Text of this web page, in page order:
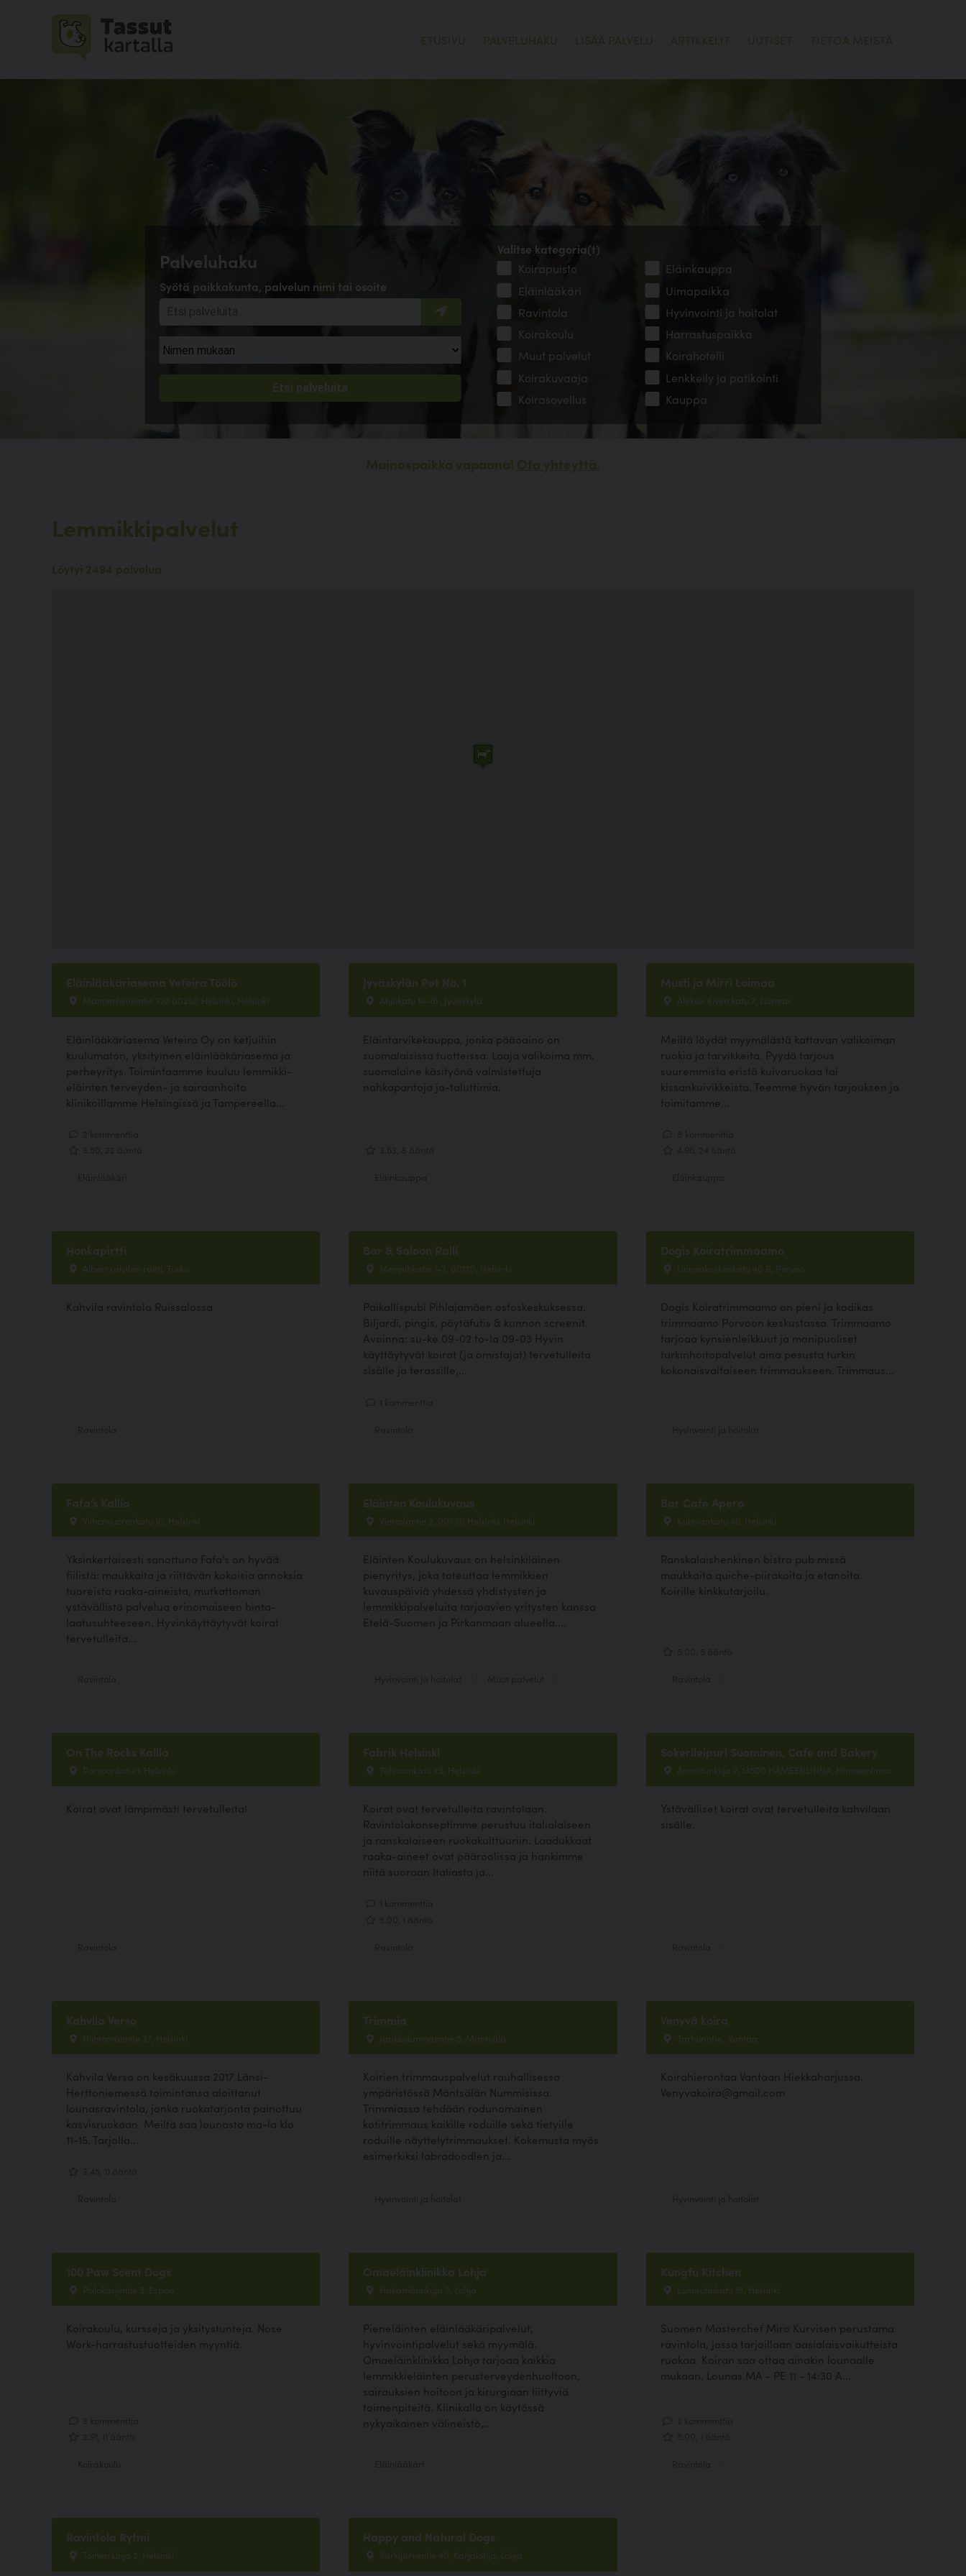
ETUSIVU PALVELUHAKU LISÄÄ PALVELU ARTIKKELIT UUTISET TIETOA MEISTÄ
Palveluhaku
Syötä paikkakunta, palvelun nimi tai osoite
Valitse kategoria(t)
Koirapuisto
Eläinkauppa
Eläinlääkäri
Uimapaikka
Ravintola
Hyvinvointi ja hoitolat
Koirakoulu
Harrastuspaikka
Muut palvelut
Koirahotelli
Koirakuvaaja
Lenkkeily ja patikointi
Koirasovellus
Kauppa
Mainospaikka vapaana! Ota yhteyttä.
Lemmikkipalvelut
Löytyi 2494 palvelua
Eläinlääkäriasema Veteira Töölö
Mannerheimintie 100 00250 Helsinki, Helsinki
Eläinlääkäriasema Veteira Oy on ketjuihin
kuulumaton, yksityinen eläinlääkäriasema ja
perheyritys. Toimintaamme kuuluu lemmikki-
eläinten terveyden- ja sairaanhoito
klinikoillamme Helsingissä ja Tampereella...
Jyväskylän Pet No. 1
Ahjokatu 14-16 , Jyväskylä
Eläintarvikekauppa, jonka pääoaino on
suomalaisissa tuotteissa. Laaja valikoima mm.
suomalaine käsityönä valmistettuja
nahkapantoja ja-taluttimia.
Musti ja Mirri Loimaa
Aleksis Kiven katu 7, Loimaa
Meiltä löydät myymälästä kattavan valikoiman
ruokia ja tarvikkeita. Pyydä tarjous
suuremmista eristä kuivaruokaa tai
kissankuivikkeista. Teemme hyvän tarjouksen ja
toimitamme...
Honkapirtti
Albert raivilan raitti, Turku
Kahvila ravintola Ruissalossa
Bar & Saloon Ralli
Meripihkatie 1-3, 00170, Helsinki
Paikallispubi Pihlajamäen ostoskeskuksessa.
Biljardi, pingis, pöytäfutis & kunnon screenit.
Avoinna: su-ke 09-02 to-la 09-03 Hyvin
käyttäytyvät koirat (ja omistajat) tervetulleita
sisälle ja terassille,...
Dogis Koiratrimmaamo
Linnankoskenkatu 40 B, Porvoo
Dogis Koiratrimmaamo on pieni ja kodikas
trimmaamo Porvoon keskustassa. Trimmaamo
tarjoaa kynsienleikkuut ja monipuoliset
turkinhoitopalvelut aina pesusta turkin
kokonaisvaltaiseen trimmaukseen. Trimmaus...
Fafa’s Kallio
Vilhonvuorenkatu 10, Helsinki
Yksinkertaisesti sanottuna Fafa’s on hyvää
fiilistä: maukkaita ja riittävän kokoisia annoksia
tuoreista raaka-aineista, mutkattoman
ystävällistä palvelua erinomaiseen hinta-
laatusuhteeseen. Hyvinkäyttäytyvät koirat
tervetulleita...
Eläinten Koulukuvaus
Viertolantie 2, 00730 Helsinki, Helsinki
Eläinten Koulukuvaus on helsinkiläinen
pienyritys, joka toteuttaa lemmikkien
kuvauspäiviä yhdessä yhdistysten ja
lemmikkipalveluita tarjoavien yritysten kanssa
Etelä-Suomen ja Pirkanmaan alueella....
Bar Cafe Apero
Kalevankatu 46, Helsinki
Ranskalaishenkinen bistro pub missä
maukkaita quiche-piirakoita ja etanoita.
Koirille kinkkutarjoilu.
On The Rocks Kallio
Porvoonkatu 1, Helsinki
Koirat ovat lämpimästi tervetulleita!
Fabrik Helsinki
Tehtaankatu 25, Helsinki
Koirat ovat tervetulleita ravintolaan.
Ravintolakonseptimme perustuu italialaiseen
ja ranskalaiseen ruokakulttuuriin. Laadukkaat
raaka-aineet ovat pääroolissa ja hankimme
niitä suoraan Italiasta ja...
Sokerileipuri Suominen, Cafe and Bakery
Aroniitunkuja 7, 13500 HÄMEENLINNA, Hämeenlinna
Ystävälliset koirat ovat tervetulleita kahvilaan
sisälle.
Kahvila Verso
Hiihtomäentie 37, Helsinki
Kahvila Verso on kesäkuussa 2017 Länsi-
Herttoniemessä toimintansa aloittanut
lounasravintola, jonka ruokatarjonta painottuu
kasvisruokaan. Meiltä saa lounasta ma-la klo
11-15. Tarjolla...
Trimmia
Jaakkolanmäentie 5, Mäntsälä
Koirien trimmauspalvelut rauhallisessa
ympäristössä Mäntsälän Nummisissa.
Trimmiassa tehdään rodunomainen
kotitrimmaus kaikille roduille sekä tietyille
roduille näyttelytrimmaukset. Kokemusta myös
esimerkiksi labradoodlen ja...
Venyvä koira
Tarhurintie , Vantaa
Koirahierontaa Vantaan Hiekkaharjussa.
Venyvakoira@gmail.com
100 Paw Scent Dogs
Palokärjentie 3, Espoo
Koirakoulu, kursseja ja yksitystunteja. Nose
Work-harrastustuotteiden myyntiä.
Omaeläinklinikka Lohja
Hakamäenkuja 2, Lohja
Pieneläinten eläinlääkäripalvelut,
hyvinvointipalvelut sekä myymälä.
Omaeläinklinikka Lohja tarjoaa kaikkia
lemmikkieläinten perusterveydenhuoltoon,
sairauksien hoitoon ja kirurgiaan liittyviä
toimenpiteitä. Klinikalla on käytössä
nykyaikainen välineistö,...
Kungfu Kitchen
Lönnrotinkatu 18, Helsinki
Suomen Masterchef Miro Kurvisen perustama
ravintola, jossa tarjoillaan aasialaisvaikutteista
ruokaa. Koiran saa ottaa ainakin lounaalle
mukaan. Lounas MA - PE 11 - 14:30 A...
Ravintola Rytmi
Toinen Linja 2, Helsinki
Happy and Natural Dogs
Särkijärventie 40, Karjalohja, Lohja